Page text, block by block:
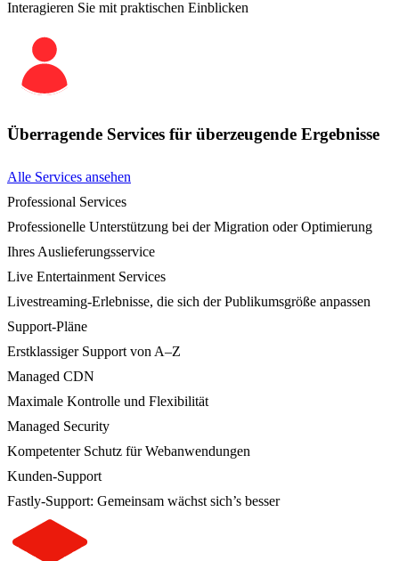
Interagieren Sie mit praktischen Einblicken
Überragende Services für überzeugende Ergebnisse
Alle Services ansehen
Professional Services
Professionelle Unterstützung bei der Migration oder Optimierung
Ihres Auslieferungsservice
Live Entertainment Services
Livestreaming-Erlebnisse, die sich der Publikumsgröße anpassen
Support-Pläne
Erstklassiger Support von A–Z
Managed CDN
Maximale Kontrolle und Flexibilität
Managed Security
Kompetenter Schutz für Webanwendungen
Kunden-Support
Fastly-Support: Gemeinsam wächst sich’s besser